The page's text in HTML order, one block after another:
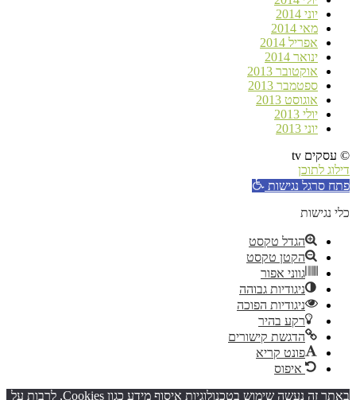
יוני 2014
מאי 2014
אפריל 2014
ינואר 2014
אוקטובר 2013
ספטמבר 2013
אוגוסט 2013
יולי 2013
יוני 2013
© עסקים tv
דילוג לתוכן
פתח סרגל נגישות
כלי נגישות
הגדל טקסט
הקטן טקסט
גווני אפור
ניגודיות גבוהה
ניגודיות הפוכה
רקע בהיר
הדגשת קישורים
פונט קריא
איפוס
באתר זה נעשה שימוש בטכנולוגיות איסוף מידע כגון Cookies, לרבות על